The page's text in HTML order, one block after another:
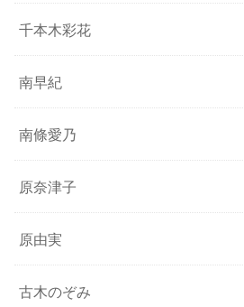
千本木彩花
南早紀
南條愛乃
原奈津子
原由実
古木のぞみ